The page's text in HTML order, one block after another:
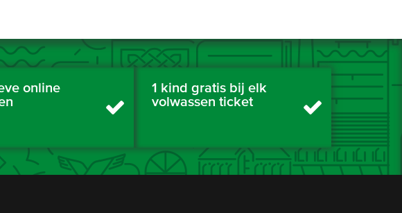
online
1 kind gratis bij elk
volwassen ticket